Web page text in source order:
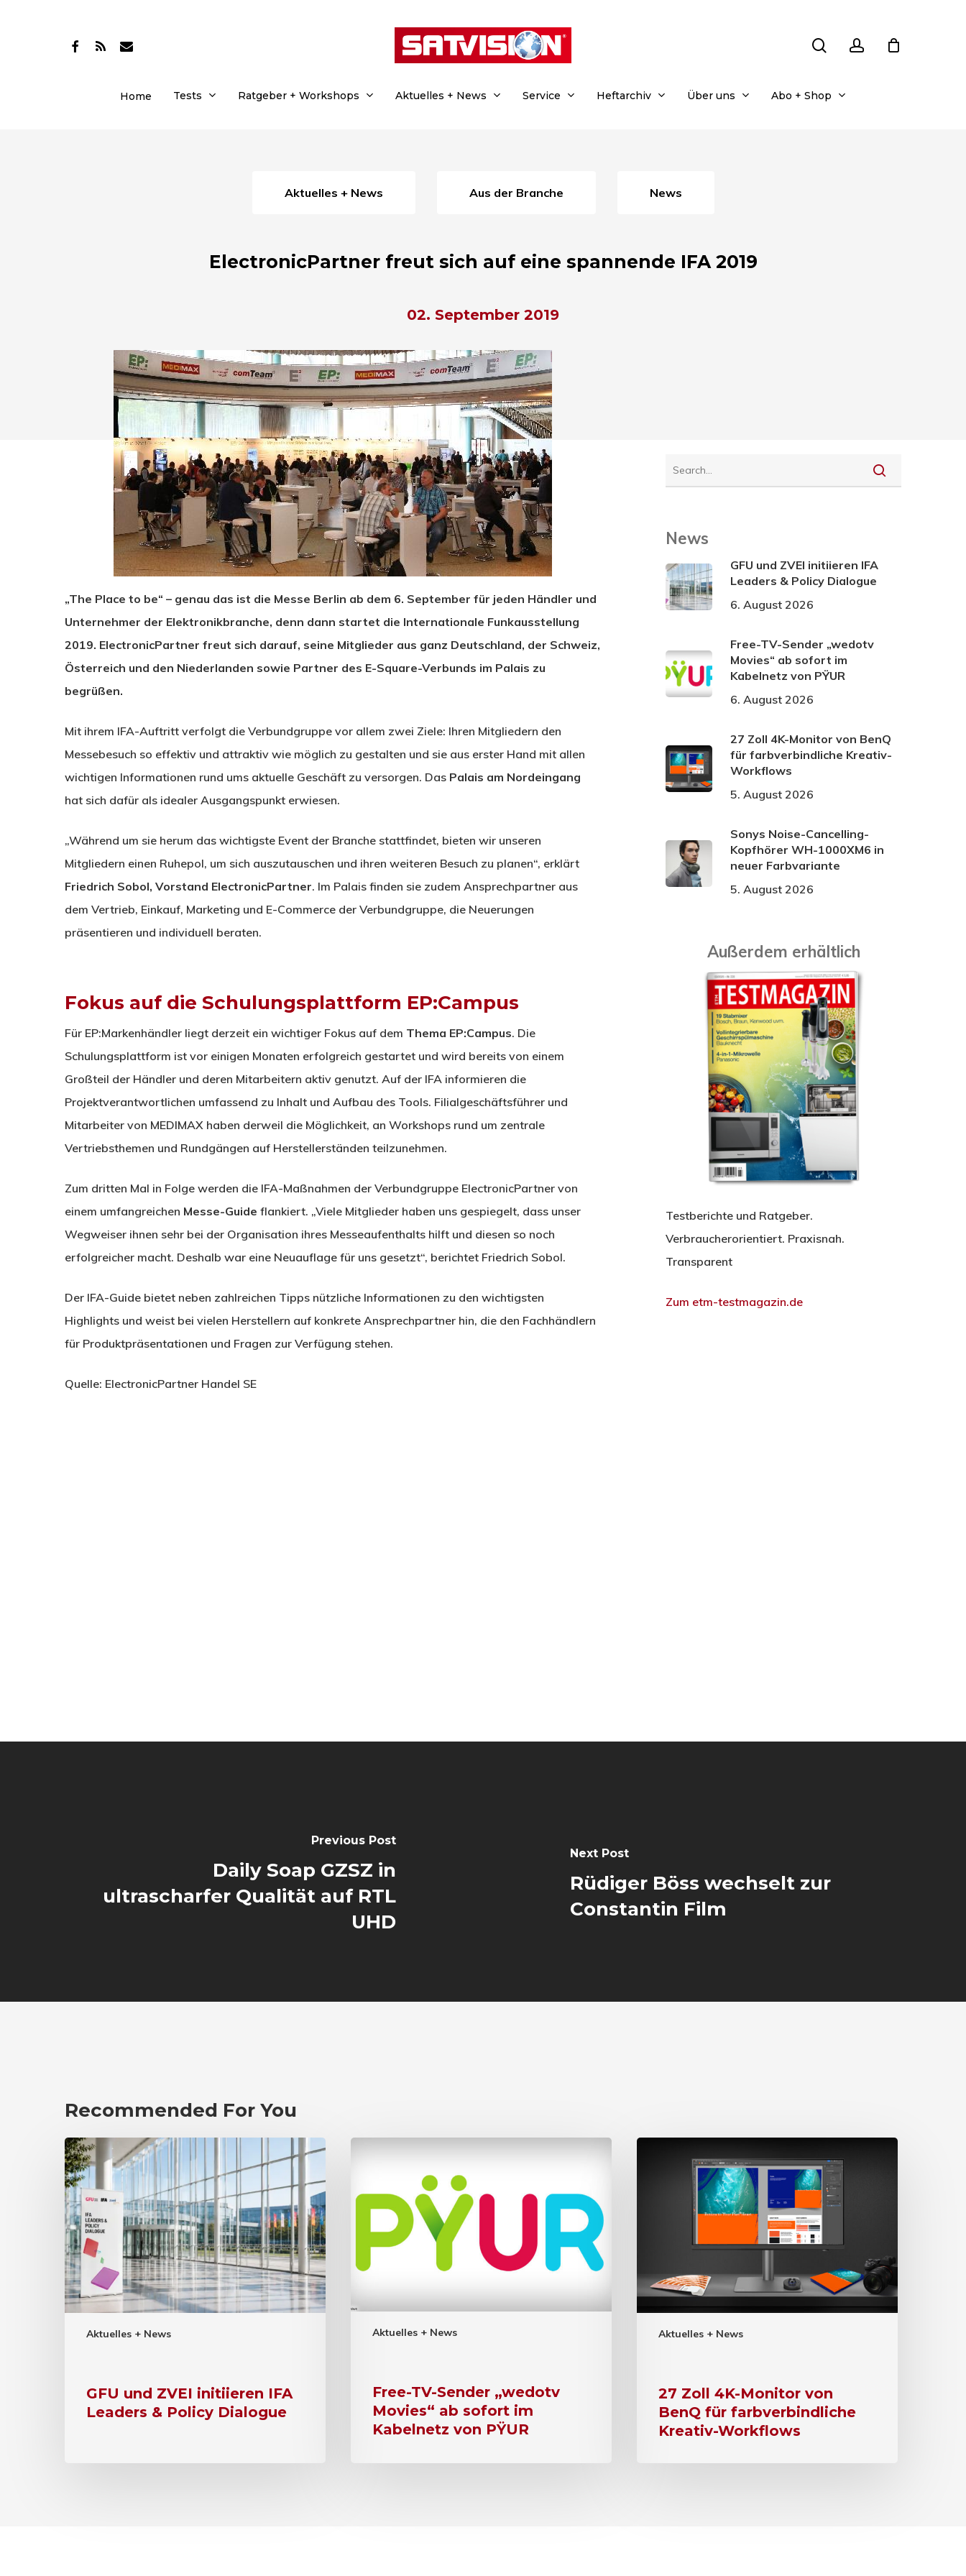
Drücken Sie Enter zum Suchen oder ESC zum Schließen.
facebook
RSS email
Home Tests Ratgeber + Workshops Aktuelles + News Service Heftarchiv Über uns Abo + Shop
Aktuelles + News Aus der Branche News
ElectronicPartner freut sich auf eine spannende IFA 2019
02. September 2019
„The Place to be“ – genau das ist die Messe Berlin ab dem 6. September für jeden Händler und
Unternehmer der Elektronikbranche, denn dann startet die Internationale Funkausstellung
2019. ElectronicPartner freut sich darauf, seine Mitglieder aus ganz Deutschland, der Schweiz,
Österreich und den Niederlanden sowie Partner des E-Square-Verbunds im Palais zu
begrüßen.
Mit ihrem IFA-Auftritt verfolgt die Verbundgruppe vor allem zwei Ziele: Ihren Mitgliedern den
Messebesuch so effektiv und attraktiv wie möglich zu gestalten und sie aus erster Hand mit allen
wichtigen Informationen rund ums aktuelle Geschäft zu versorgen. Das Palais am Nordeingang
hat sich dafür als idealer Ausgangspunkt erwiesen.
„Während um sie herum das wichtigste Event der Branche stattfindet, bieten wir unseren
Mitgliedern einen Ruhepol, um sich auszutauschen und ihren weiteren Besuch zu planen“, erklärt
Friedrich Sobol, Vorstand ElectronicPartner. Im Palais finden sie zudem Ansprechpartner aus
dem Vertrieb, Einkauf, Marketing und E-Commerce der Verbundgruppe, die Neuerungen
präsentieren und individuell beraten.
Fokus auf die Schulungsplattform EP:Campus
Für EP:Markenhändler liegt derzeit ein wichtiger Fokus auf dem Thema EP:Campus. Die
Schulungsplattform ist vor einigen Monaten erfolgreich gestartet und wird bereits von einem
Großteil der Händler und deren Mitarbeitern aktiv genutzt. Auf der IFA informieren die
Projektverantwortlichen umfassend zu Inhalt und Aufbau des Tools. Filialgeschäftsführer und
Mitarbeiter von MEDIMAX haben derweil die Möglichkeit, an Workshops rund um zentrale
Vertriebsthemen und Rundgängen auf Herstellerständen teilzunehmen.
Zum dritten Mal in Folge werden die IFA-Maßnahmen der Verbundgruppe ElectronicPartner von
einem umfangreichen Messe-Guide flankiert. „Viele Mitglieder haben uns gespiegelt, dass unser
Wegweiser ihnen sehr bei der Organisation ihres Messeaufenthalts hilft und diesen so noch
erfolgreicher macht. Deshalb war eine Neuauflage für uns gesetzt“, berichtet Friedrich Sobol.
Der IFA-Guide bietet neben zahlreichen Tipps nützliche Informationen zu den wichtigsten
Highlights und weist bei vielen Herstellern auf konkrete Ansprechpartner hin, die den Fachhändlern
für Produktpräsentationen und Fragen zur Verfügung stehen.
Quelle: ElectronicPartner Handel SE
News
GFU und ZVEI initiieren IFA
Leaders & Policy Dialogue
6. August 2026
Free-TV-Sender „wedotv
Movies“ ab sofort im
Kabelnetz von PŸUR
6. August 2026
27 Zoll 4K-Monitor von BenQ
für farbverbindliche Kreativ-
Workflows
5. August 2026
Sonys Noise-Cancelling-
Kopfhörer WH-1000XM6 in
neuer Farbvariante
5. August 2026
Außerdem erhältlich
Testberichte und Ratgeber.
Verbraucherorientiert. Praxisnah.
Transparent
Zum etm-testmagazin.de
Previous Post
Daily Soap GZSZ in
ultrascharfer Qualität auf RTL
UHD
Next Post
Rüdiger Böss wechselt zur
Constantin Film
Recommended For You
Aktuelles + News
GFU und ZVEI initiieren IFA
Leaders & Policy Dialogue
Aktuelles + News
Free-TV-Sender „wedotv
Movies“ ab sofort im
Kabelnetz von PŸUR
Aktuelles + News
27 Zoll 4K-Monitor von
BenQ für farbverbindliche
Kreativ-Workflows